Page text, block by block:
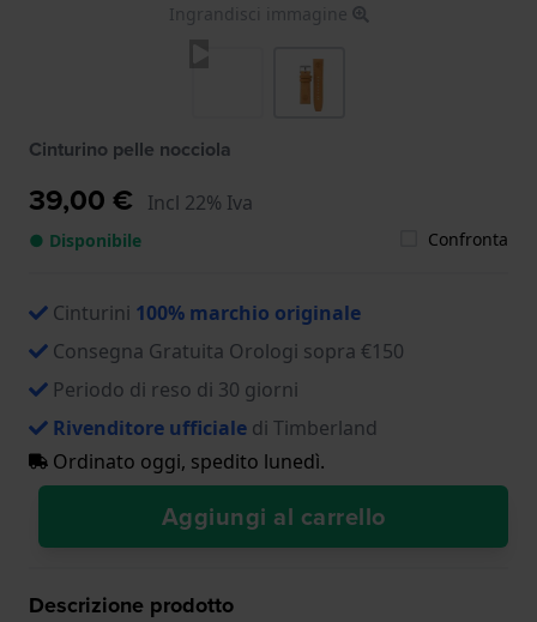
Ingrandisci immagine
Cinturino pelle nocciola
39,00 € Incl 22% Iva
● Disponibile Confronta
Cinturini 100% marchio originale
Consegna Gratuita Orologi sopra €150
Periodo di reso di 30 giorni
Rivenditore ufficiale di Timberland
Ordinato oggi, spedito lunedì.
Aggiungi al carrello
Descrizione prodotto